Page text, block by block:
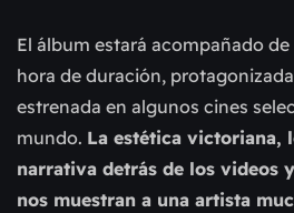
El álbum estará acompañado
hora de duración,
estrenada en algunos cines
mundo. La estética victoriana,
narrativa detrás de los videos
nos muestran a una artista